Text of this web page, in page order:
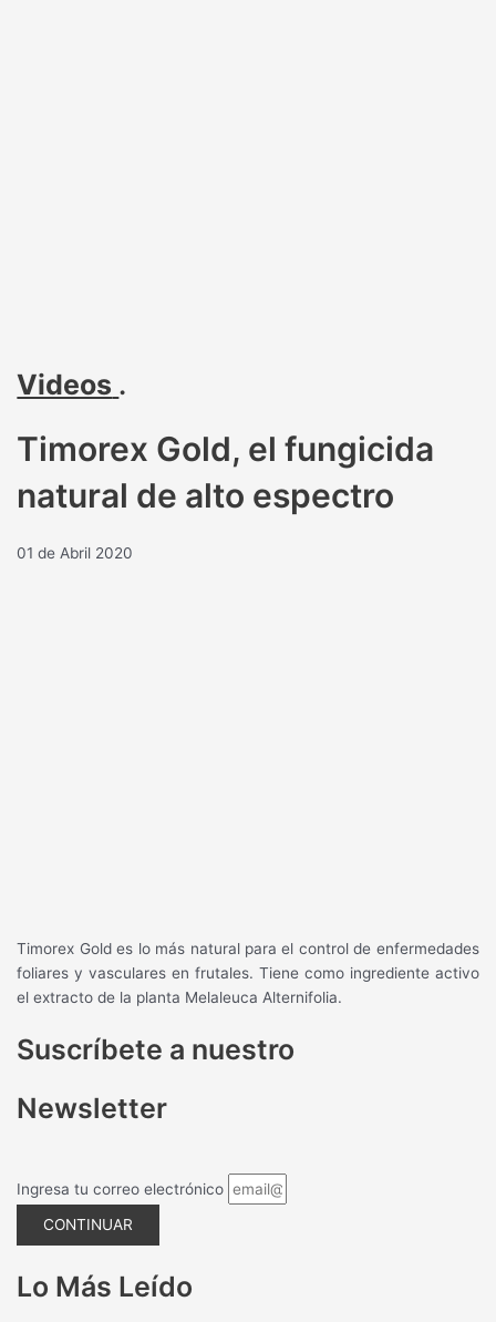
Videos .
Timorex Gold, el fungicida
natural de alto espectro
01 de Abril 2020
Timorex Gold es lo más natural para el control de enfermedades
foliares y vasculares en frutales. Tiene como ingrediente activo
el extracto de la planta Melaleuca Alternifolia.
Suscríbete a nuestro
Newsletter
Ingresa tu correo electrónico
CONTINUAR
Lo Más Leído